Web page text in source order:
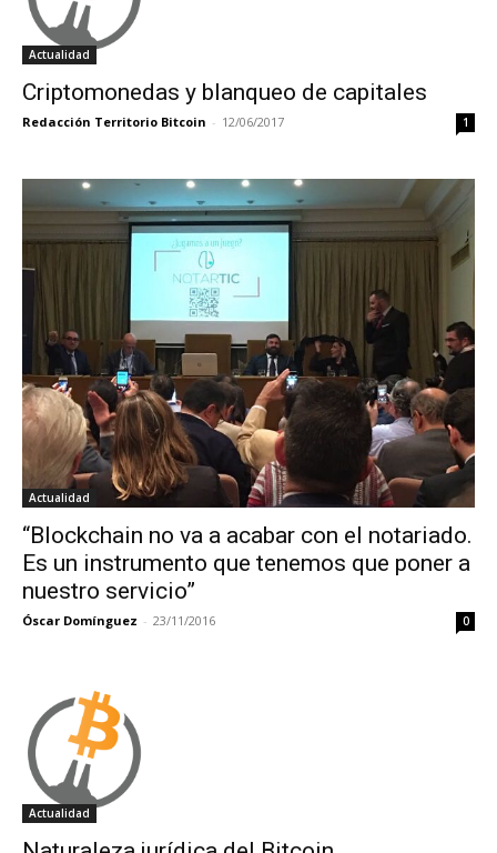
Actualidad
Criptomonedas y blanqueo de capitales
Redacción Territorio Bitcoin - 12/06/2017 1
Actualidad
“Blockchain no va a acabar con el notariado.
Es un instrumento que tenemos que poner a
nuestro servicio”
Óscar Domínguez - 23/11/2016 0
Actualidad